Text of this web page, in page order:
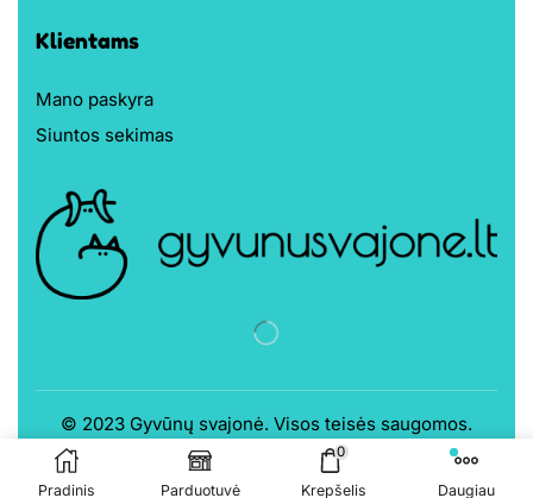
Klientams
Mano paskyra
Siuntos sekimas
© 2023 Gyvūnų svajonė. Visos teisės saugomos.
Sprendimas: Čypas.lt
Pradinis Parduotuvė
0
Krepšelis Daugiau